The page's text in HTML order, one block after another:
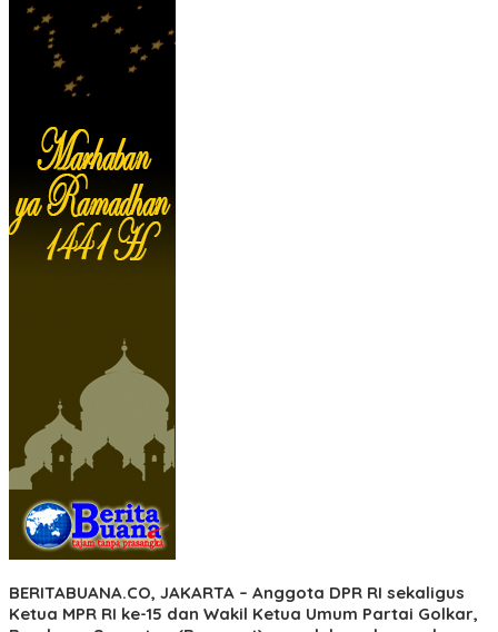
BERITABUANA.CO, JAKARTA – Anggota DPR RI sekaligus
Ketua MPR RI ke-15 dan Wakil Ketua Umum Partai Golkar,